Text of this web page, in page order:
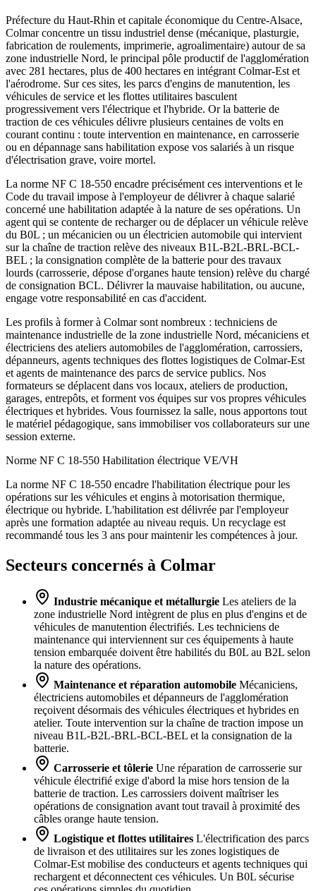
Préfecture du Haut-Rhin et capitale économique du Centre-Alsace,
Colmar concentre un tissu industriel dense (mécanique, plasturgie,
fabrication de roulements, imprimerie, agroalimentaire) autour de sa
zone industrielle Nord, le principal pôle productif de l'agglomération
avec 281 hectares, plus de 400 hectares en intégrant Colmar-Est et
l'aérodrome. Sur ces sites, les parcs d'engins de manutention, les
véhicules de service et les flottes utilitaires basculent
progressivement vers l'électrique et l'hybride. Or la batterie de
traction de ces véhicules délivre plusieurs centaines de volts en
courant continu : toute intervention en maintenance, en carrosserie
ou en dépannage sans habilitation expose vos salariés à un risque
d'électrisation grave, voire mortel.
La norme NF C 18-550 encadre précisément ces interventions et le
Code du travail impose à l'employeur de délivrer à chaque salarié
concerné une habilitation adaptée à la nature de ses opérations. Un
agent qui se contente de recharger ou de déplacer un véhicule relève
du B0L ; un mécanicien ou un électricien automobile qui intervient
sur la chaîne de traction relève des niveaux B1L-B2L-BRL-BCL-
BEL ; la consignation complète de la batterie pour des travaux
lourds (carrosserie, dépose d'organes haute tension) relève du chargé
de consignation BCL. Délivrer la mauvaise habilitation, ou aucune,
engage votre responsabilité en cas d'accident.
Les profils à former à Colmar sont nombreux : techniciens de
maintenance industrielle de la zone industrielle Nord, mécaniciens et
électriciens des ateliers automobiles de l'agglomération, carrossiers,
dépanneurs, agents techniques des flottes logistiques de Colmar-Est
et agents de maintenance des parcs de service publics. Nos
formateurs se déplacent dans vos locaux, ateliers de production,
garages, entrepôts, et forment vos équipes sur vos propres véhicules
électriques et hybrides. Vous fournissez la salle, nous apportons tout
le matériel pédagogique, sans immobiliser vos collaborateurs sur une
session externe.
Norme NF C 18-550 Habilitation électrique VE/VH
La norme NF C 18-550 encadre l'habilitation électrique pour les
opérations sur les véhicules et engins à motorisation thermique,
électrique ou hybride. L'habilitation est délivrée par l'employeur
après une formation adaptée au niveau requis. Un recyclage est
recommandé tous les 3 ans pour maintenir les compétences à jour.
Secteurs concernés à Colmar
Industrie mécanique et métallurgie Les ateliers de la
zone industrielle Nord intègrent de plus en plus d'engins et de
véhicules de manutention électrifiés. Les techniciens de
maintenance qui interviennent sur ces équipements à haute
tension embarquée doivent être habilités du B0L au B2L selon
la nature des opérations.
Maintenance et réparation automobile Mécaniciens,
électriciens automobiles et dépanneurs de l'agglomération
reçoivent désormais des véhicules électriques et hybrides en
atelier. Toute intervention sur la chaîne de traction impose un
niveau B1L-B2L-BRL-BCL-BEL et la consignation de la
batterie.
Carrosserie et tôlerie Une réparation de carrosserie sur
véhicule électrifié exige d'abord la mise hors tension de la
batterie de traction. Les carrossiers doivent maîtriser les
opérations de consignation avant tout travail à proximité des
câbles orange haute tension.
Logistique et flottes utilitaires L'électrification des parcs
de livraison et des utilitaires sur les zones logistiques de
Colmar-Est mobilise des conducteurs et agents techniques qui
rechargent et déconnectent ces véhicules. Un B0L sécurise